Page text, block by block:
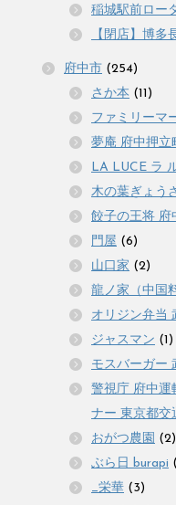
稲城駅前ロー
【閉店】博多
府中市 (254)
さか本 (11)
ファミリーマ
夢庵 府中押立
LA LUCE ラ
木の葉ぎょう
餃子の王将 府
門屋 (6)
山口家 (2)
龍ノ家（中国
オリジン弁当
ジャスマン (1)
モスバーガー
警視庁 府中運
ナー 東京都交
おがつ農園 (2)
ぶら日 burapi
_栄華 (3)